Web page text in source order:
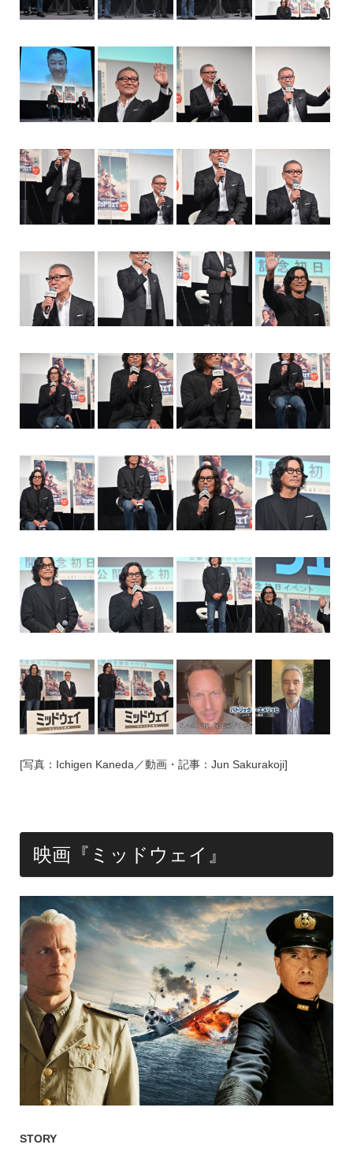
[写真：Ichigen Kaneda／動画・記事：Jun Sakurakoji]
映画『ミッドウェイ』
STORY